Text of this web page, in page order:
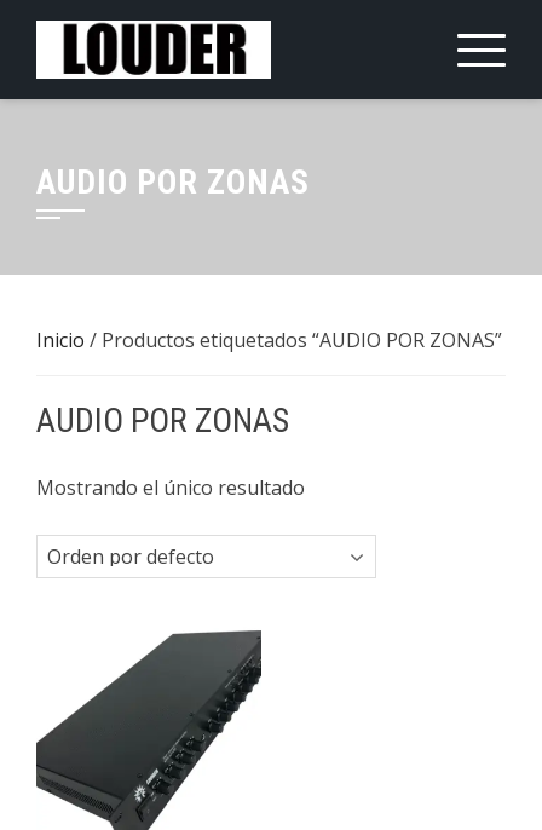
Saltar
contenido
AUDIO POR ZONAS
Inicio / Productos etiquetados “AUDIO POR ZONAS”
AUDIO POR ZONAS
Mostrando el único resultado